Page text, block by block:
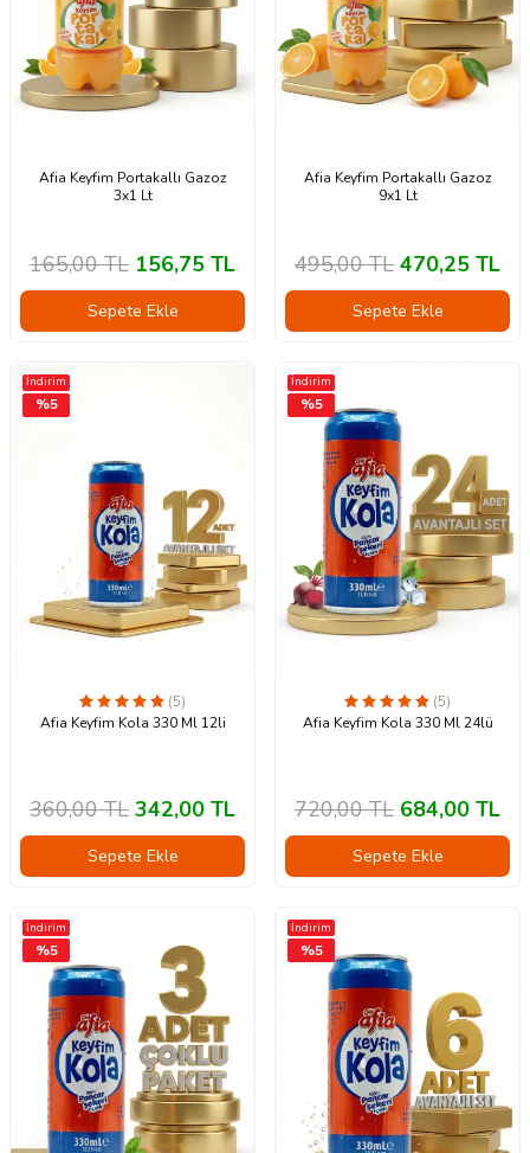
Afia Keyfim Portakallı Gazoz
3x1 Lt
165,00TL 156,75 TL
Sepete Ekle
Afia Keyfim Portakallı Gazoz
9x1 Lt
495,00TL 470,25 TL
Sepete Ekle
İndirim
%5
(5)
Afia Keyfim Kola 330 Ml 12li
360,00TL 342,00 TL
Sepete Ekle
İndirim
%5
(5)
Afia Keyfim Kola 330 Ml 24lü
720,00TL 684,00 TL
Sepete Ekle
İndirim
%5
İndirim
%5